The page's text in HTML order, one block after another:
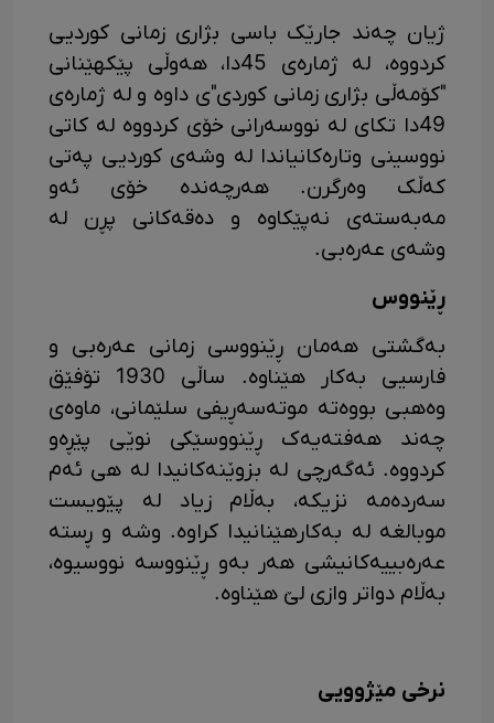
ژیان چەند جارێک باسی بژاری زمانی کوردیی
کردووە، لە ژمارەی 45دا، هەوڵی پێکهێنانی
"کۆمەڵی بژاری زمانی کوردی"ی داوە و لە ژمارەی
49دا تکای لە نووسەرانی خۆی کردووە لە کاتی
نووسینی وتارەکانیاندا لە وشەی کوردیی پەتی
کەڵک وەرگرن. هەرچەندە خۆی ئەو
مەبەستەی نەپێکاوە و دەقەکانی پڕن لە
وشەی عەرەبی.
ڕێنووس
بەگشتی هەمان ڕێنووسی زمانی عەرەبی و
فارسیی بەکار هێناوە. ساڵی 1930 تۆفێق
وەهبی بووەتە موتەسەڕیفی سلێمانی، ماوەی
چەند هەفتەیەک ڕێنووسێکی نوێی پێڕەو
کردووە. ئەگەرچی لە بزوێنەکانیدا لە هی ئەم
سەردەمە نزیکە، بەڵام زیاد لە پێویست
موبالغە لە بەکارهێنانیدا کراوە. وشە و ڕسته
عەرەبییەکانیشی هەر بەو ڕێنووسە نووسیوە،
بەڵام دواتر وازی لێ هێناوە.
نرخی مێژوویی